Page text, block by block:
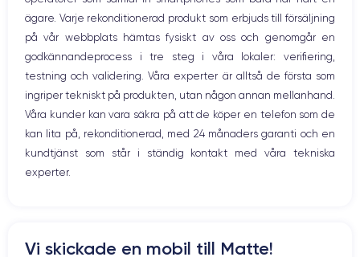
Skärm:
en utmärkt OLED-skärm
upplösning på 2532 x 1170 pixlar med en densitet på 460 pixlar per
tum. Den är HDR-kompatibel och har ett kontrastförhållande på 2 000
000:1. Med andra ord säkerställer den att du får skimrande färger och
djupa svarta färger.
det perfekta valet . Tack vare Dolby Atmos-stereohögtalarna är
WiFi
Nätverk
Vibration
Prise USB
ägare. Varje rekonditionerad produkt som erbjuds till försäljning
på vår webbplats hämtas fysiskt av oss och genomgår en
godkännandeprocess i tre steg i våra lokaler: verifiering,
testning och validering. Våra experter är alltså de första som
ingriper tekniskt på produkten, utan någon annan mellanhand.
Våra kunder kan vara säkra på att de köper en telefon som de
kan lita på, rekonditionerad, med 24 månaders garanti och en
kundtjänst som står i ständig kontakt med våra tekniska
experter.
Vi skickade en mobil till Matte!